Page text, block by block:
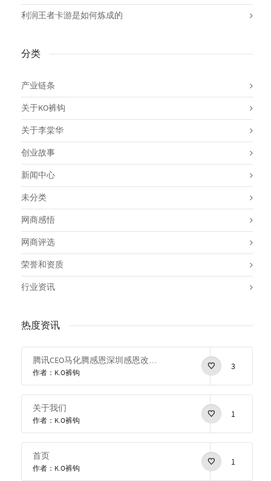
利润王者卡游是如何炼成的
分类
产业链条
关于KO裤钩
关于李棠华
创业故事
新闻中心
未分类
网商感悟
网商评选
荣誉和资质
行业资讯
热度资讯
腾讯CEO马化腾感恩深圳感恩改革开放
作者：K.O裤钩
3
关于我们
作者：K.O裤钩
1
首页
作者：K.O裤钩
1